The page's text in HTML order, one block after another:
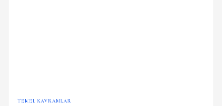
TEMEL KAVRAMLAR